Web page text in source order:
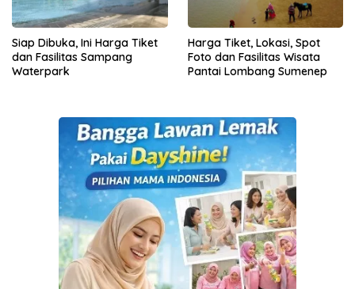
Siap Dibuka, Ini Harga Tiket
dan Fasilitas Sampang
Waterpark
Harga Tiket, Lokasi, Spot
Foto dan Fasilitas Wisata
Pantai Lombang Sumenep